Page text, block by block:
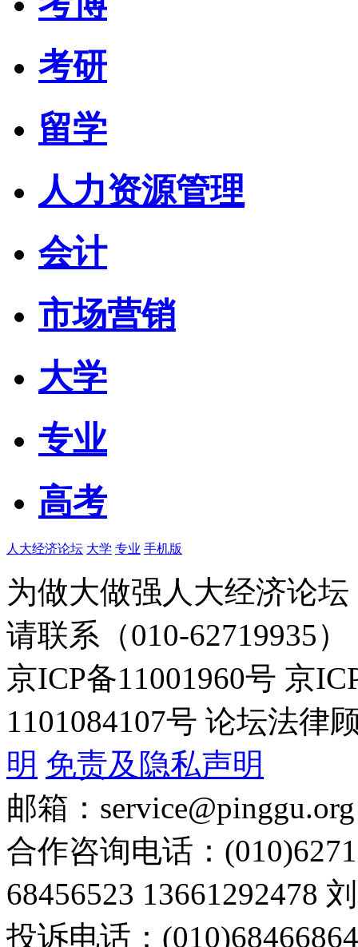
考研
留学
人力资源管理
会计
市场营销
大学
专业
高考
人大经济论坛 大学 专业 手机版
为做大做强人大经济论
请联系（010-62719935）
京ICP备11001960号 京
1101084107号 论坛法律
明 免责及隐私声明
邮箱：service@pinggu.org
合作咨询电话：
68456523 13661292478
投诉电话：